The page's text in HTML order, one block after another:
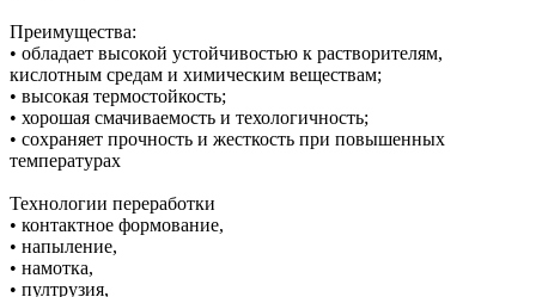
Преимущества:
• обладает высокой устойчивостью к растворителям,
кислотным средам и химическим веществам;
• высокая термостойкость;
• хорошая смачиваемость и техологичность;
• сохраняет прочность и жесткость при повышенных
температурах
Технологии переработки
• контактное формование,
• напыление,
• намотка,
• пултрузия,